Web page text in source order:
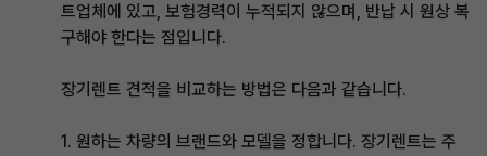
트업체에 있고, 보험경력이 누적되지 않으며, 반납 시 원상 복
구해야 한다는 점입니다.
장기렌트 견적을 비교하는 방법은 다음과 같습니다.
1. 원하는 차량의 브랜드와 모델을 정합니다. 장기렌트는 주